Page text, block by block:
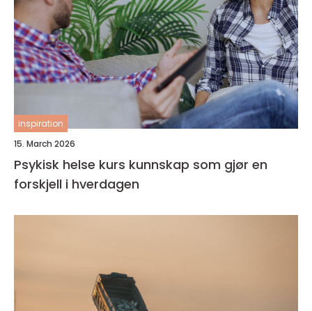
inspiration
15. March 2026
Psykisk helse kurs kunnskap som gjør en
forskjell i hverdagen